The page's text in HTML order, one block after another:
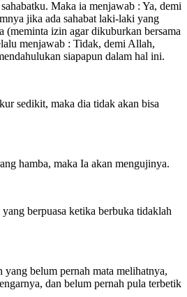
Maka ia menjawab : Ya, demi
jika ada sahabat laki-laki yang
(meminta izin agar dikuburkan bersama
menjawab : Tidak, demi Allah,
siapapun dalam hal ini.
sedikit, maka dia tidak akan bisa
hamba, maka Ia akan mengujinya.
berpuasa ketika berbuka tidaklah
belum pernah mata melihatnya,
dan belum pernah pula terbetik